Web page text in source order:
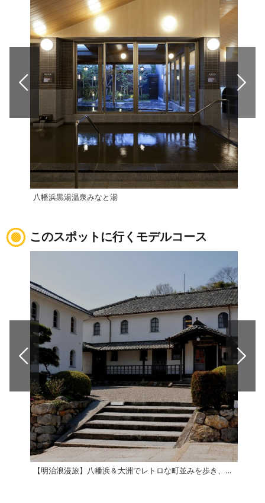
八幡浜黒湯温泉みなと湯
このスポットに行くモデルコース
【明治浪漫旅】八幡浜＆大洲でレトロな町並みを歩き、開明のロマンに浸る1日コース